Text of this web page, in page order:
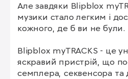
Але завдяки Blipblox
музики стало легким і
кожного, де б ви не були.
Blipblox myTRACKS - це
яскравий пристрій, що
семплера, секвенсора